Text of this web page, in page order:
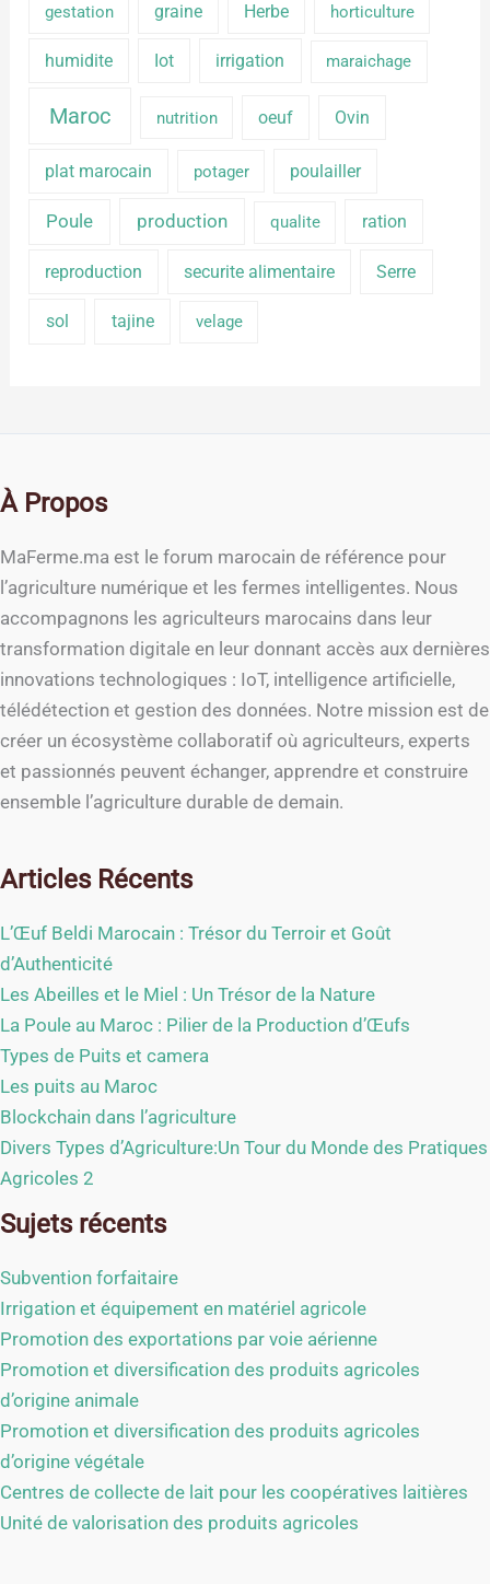
gestation graine Herbe horticulture
humidite Iot irrigation maraichage
Maroc nutrition oeuf Ovin
plat marocain potager poulailler
Poule production qualite ration
reproduction securite alimentaire Serre
sol tajine velage
À Propos
MaFerme.ma est le forum marocain de référence pour
l’agriculture numérique et les fermes intelligentes. Nous
accompagnons les agriculteurs marocains dans leur
transformation digitale en leur donnant accès aux dernières
innovations technologiques : IoT, intelligence artificielle,
télédétection et gestion des données. Notre mission est de
créer un écosystème collaboratif où agriculteurs, experts
et passionnés peuvent échanger, apprendre et construire
ensemble l’agriculture durable de demain.
Articles Récents
L’Œuf Beldi Marocain : Trésor du Terroir et Goût
d’Authenticité
Les Abeilles et le Miel : Un Trésor de la Nature
La Poule au Maroc : Pilier de la Production d’Œufs
Types de Puits et camera
Les puits au Maroc
Blockchain dans l’agriculture
Divers Types d’Agriculture:Un Tour du Monde des Pratiques
Agricoles 2
Sujets récents
Subvention forfaitaire
Irrigation et équipement en matériel agricole
Promotion des exportations par voie aérienne
Promotion et diversification des produits agricoles
d’origine animale
Promotion et diversification des produits agricoles
d’origine végétale
Centres de collecte de lait pour les coopératives laitières
Unité de valorisation des produits agricoles